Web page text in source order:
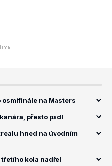
osmifinále na Masters
přesto padl
hned na úvodním
třetího kola nadřel